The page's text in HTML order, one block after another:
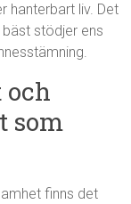
hanterbart liv. Det
stödjer ens
och
som
finns det